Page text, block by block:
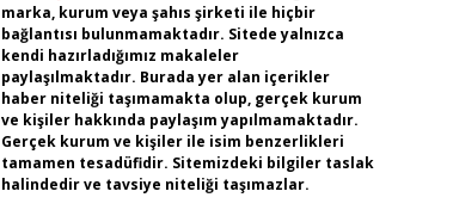
marka, kurum veya şahıs şirketi ile hiçbir
bağlantısı bulunmamaktadır. Sitede yalnızca
kendi hazırladığımız makaleler
paylaşılmaktadır. Burada yer alan içerikler
haber niteliği taşımamakta olup, gerçek kurum
ve kişiler hakkında paylaşım yapılmamaktadır.
Gerçek kurum ve kişiler ile isim benzerlikleri
tamamen tesadüfidir. Sitemizdeki bilgiler taslak
halindedir ve tavsiye niteliği taşımazlar.